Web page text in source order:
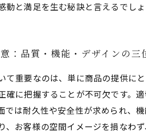
動と満足を生む秘訣と言えるでしょ
：品質・機能・デザインの三
て重要なのは、単に商品の提供に
確に把握することが不可欠です。
では耐久性や安全性が求められ、
、お客様の空間イメージを損なわ